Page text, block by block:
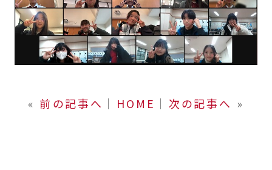
« 前の記事へ │ HOME │ 次の記事へ »